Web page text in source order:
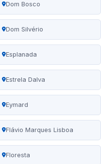
Dom Bosco
Dom Silvério
Esplanada
Estrela Dalva
Eymard
Flávio Marques Lisboa
Floresta